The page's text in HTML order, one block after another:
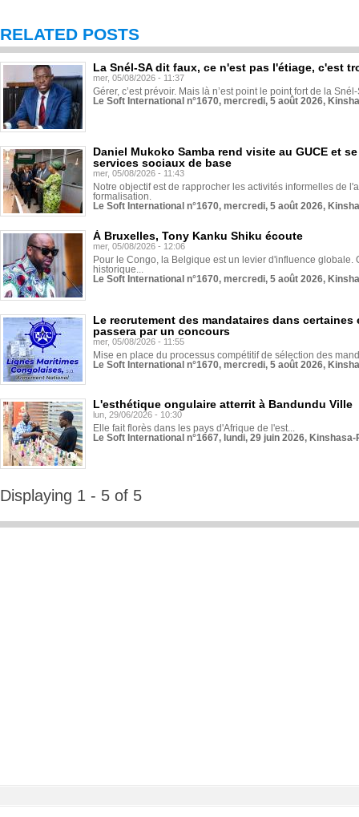
RELATED POSTS
La Snél-SA dit faux, ce n'est pas l'étiage, c'est
mer, 05/08/2026 - 11:37
Gérer, c’est prévoir. Mais là n’est point le point fort de la
Le Soft International n°1670, mercredi, 5 août 2026,
Daniel Mukoko Samba rend visite au GUCE et
services sociaux de base
mer, 05/08/2026 - 11:43
Notre objectif est de rapprocher les activités informelles de
formalisation.
Le Soft International n°1670, mercredi, 5 août 2026,
À Bruxelles, Tony Kanku Shiku écoute
mer, 05/08/2026 - 12:06
Pour le Congo, la Belgique est un levier d'influence globale.
historique...
Le Soft International n°1670, mercredi, 5 août 2026,
Le recrutement des mandataires dans
passera par un concours
mer, 05/08/2026 - 11:55
Mise en place du processus compétitif de sélection des
Le Soft International n°1670, mercredi, 5 août 2026,
L'esthétique ongulaire atterrit à Bandundu Ville
lun, 29/06/2026 - 10:30
Elle fait florès dans les pays d'Afrique de l'est...
Le Soft International n°1667, lundi, 29 juin 2026,
Displaying 1 - 5 of 5